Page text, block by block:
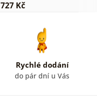
727 Kč
Rychlé dodání
do pár dní u Vás